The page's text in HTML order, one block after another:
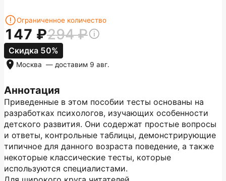
Аннотация
Приведенные в этом пособии тесты основаны на
разработках психологов, изучающих особенности
детского развития. Они содержат простые вопросы
и ответы, контрольные таблицы, демонстрирующие
типичное для данного возраста поведение, а также
некоторые классические тесты, которые
используются специалистами.
Ограниченное количество
147 294
Скидка 50%
Москва — доставим 9 авг.